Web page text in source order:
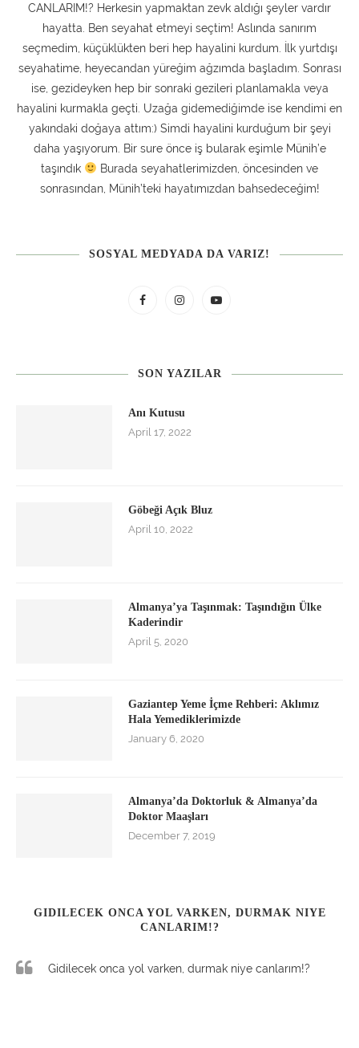
CANLARIM!? Herkesin yapmaktan zevk aldığı şeyler vardır
hayatta. Ben seyahat etmeyi seçtim! Aslında sanırım
seçmedim, küçüklükten beri hep hayalini kurdum. İlk yurtdışı
seyahatime, heyecandan yüreğim ağzımda başladım. Sonrası
ise, gezideyken hep bir sonraki gezileri planlamakla veya
hayalini kurmakla geçti. Uzağa gidemediğimde ise kendimi en
yakındaki doğaya attım:) Simdi hayalini kurduğum bir şeyi
daha yaşıyorum. Bir sure önce iş bularak eşimle Münih’e
taşındık
Burada seyahatlerimizden, öncesinden ve
sonrasından, Münih’teki hayatımızdan bahsedeceğim!
SOSYAL MEDYADA DA VARIZ!
SON YAZILAR
Anı Kutusu
April 17, 2022
Göbeği Açık Bluz
April 10, 2022
Almanya’ya Taşınmak: Taşındığın Ülke
Kaderindir
April 5, 2020
Gaziantep Yeme İçme Rehberi: Aklımız
Hala Yemediklerimizde
January 6, 2020
Almanya’da Doktorluk & Almanya’da
Doktor Maaşları
December 7, 2019
GIDILECEK ONCA YOL VARKEN, DURMAK NIYE
CANLARIM!?
Gidilecek onca yol varken, durmak niye canlarım!?